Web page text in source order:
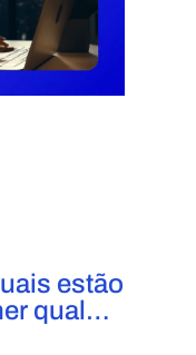
estão
qual